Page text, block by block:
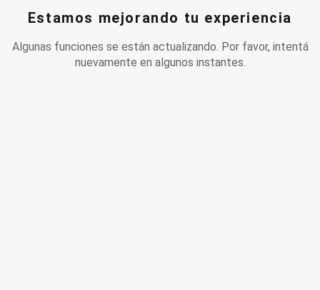
Estamos mejorando tu experiencia
Algunas funciones se están actualizando. Por favor, intentá
nuevamente en algunos instantes.